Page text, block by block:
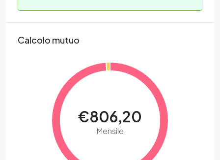
Calcolo mutuo
€806,20
Mensile